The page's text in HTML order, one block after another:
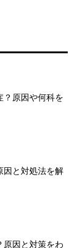
？原因や何科を
因と対処法を解
原因と対策をわ